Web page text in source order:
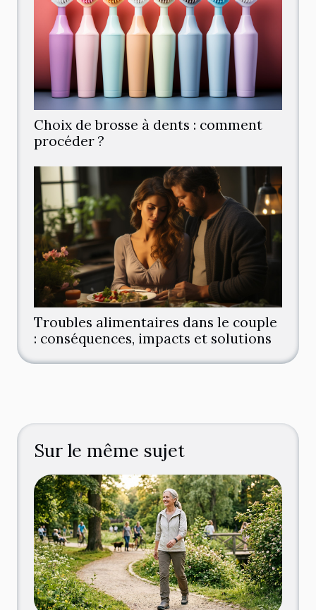
Choix de brosse à dents : comment
procéder ?
Troubles alimentaires dans le couple
: conséquences, impacts et solutions
Sur le même sujet